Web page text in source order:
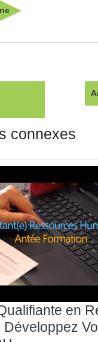
connexes
en
Développez